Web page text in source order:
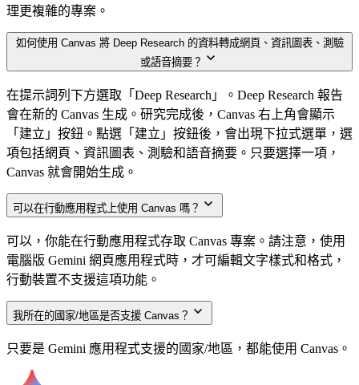
理更複雜的專案。
如何使用 Canvas 將 Deep Research 的資料轉成網頁、資訊圖表、測驗
或語音摘要？
在提示詞列下方選取「Deep Research」。Deep Research 報告
會在新的 Canvas 生成。研究完成後，Canvas 右上角會顯示
「建立」按鈕。點選「建立」按鈕後，會出現下拉式選單，選
項包括網頁、資訊圖表、測驗和語音摘要。只要選擇一項，
Canvas 就會開始生成。
可以在行動應用程式上使用 Canvas 嗎？
可以，你能在行動應用程式存取 Canvas 專案。請注意，使用
電腦版 Gemini 網頁應用程式時，才可編輯文字樣式和格式，
行動裝置不支援這項功能。
我所在的國家/地區是否支援 Canvas？
只要是 Gemini 應用程式支援的國家/地區，都能使用 Canvas。